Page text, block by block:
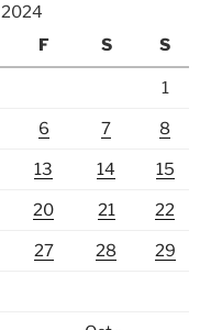
F S S
1
6 7 8
13 14 15
20 21 22
27 28 29